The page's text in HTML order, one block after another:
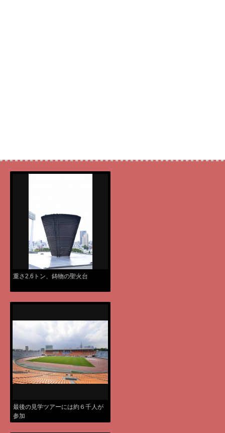
重さ2.6トン、鋳物の聖火台
最後の見学ツアーには約６千人が
参加